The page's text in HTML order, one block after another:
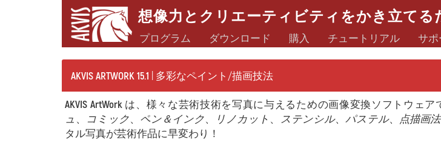
想像力とクリエーティビティをかき立てる
プログラム ダウンロード 購入 チュートリアル サポ
AKVIS ARTWORK 15.1 | 多彩なペイント/描画技法
AKVIS ArtWorkは、様々な芸術技術を写真に与えるための画像変換ソフトウェア
ュ 、 コミック、 ペン＆インク、 リノカット 、 ステンシル、 パステル、 点描画法
タル写真が芸術作品に早変わり！